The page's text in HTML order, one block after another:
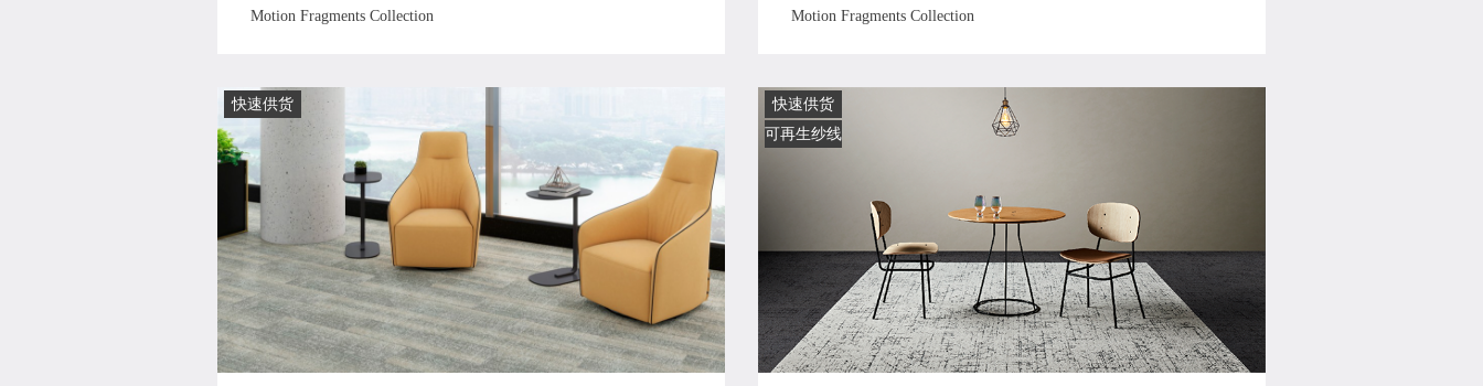
Motion Fragments Collection Motion Fragments Collection
快速供货
快速供货
可再生纱线